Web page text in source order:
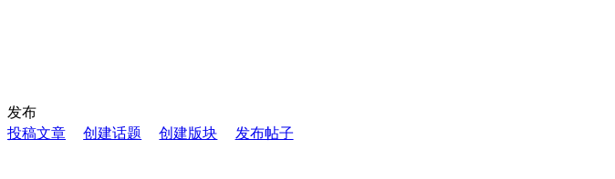
发布
投稿文章
创建话题 创建版块 发布帖子